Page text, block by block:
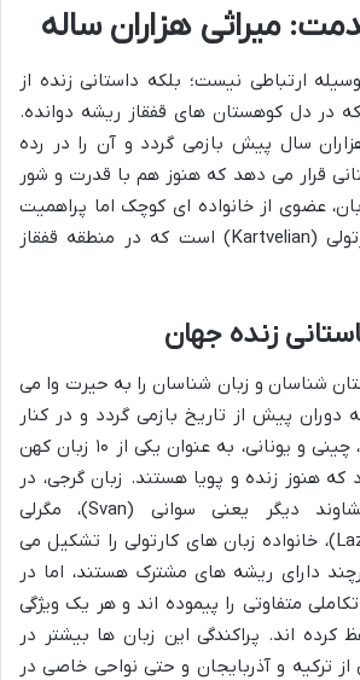
میراثی هزاران ساله
ارتباطی نیست؛ بلکه داستانی زنده از
در دل کوهستان های قفقاز ریشه دوانده.
سال پیش بازمی گردد و آن را در رده
قرار می دهد که هنوز هم با قدرت و شور
عضوی از خانواده ای کوچک اما پراهمیت
به نام زبان های کارتولی (Kartvelian) است که در منطقه قفقاز
شناسان و زبان شناسان را به حیرت وا می
دوران پیش از تاریخ بازمی گردد و در کنار
زبان هایی نظیر عبری، چینی و یونانی، به عنوان یکی از ۱۰ زبان کهن
هنوز زنده و پویا هستند. زبان گرجی، در
کنار سه زبان خویشاوند دیگر یعنی سوانی (Svan)، مگرلی
(Megrelian) و لازی (Laz)، خانواده زبان های کارتولی را تشکیل می
دارای ریشه های مشترک هستند، اما در
متفاوتی را پیموده اند و هر یک ویژگی
اند. پراکندگی این زبان ها بیشتر در
ترکیه و آذربایجان و حتی نواحی خاصی در